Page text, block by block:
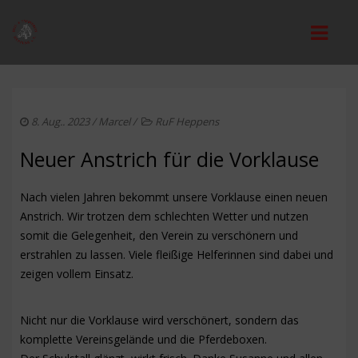
VORSTAND
REITANLAGE
REITUNTERRICHT
MITGLIEDSCHAFT
JUGEND
8. Aug.. 2023/Marcel/ RuF Heppens
Neuer Anstrich für die Vorklause
Nach vielen Jahren bekommt unsere Vorklause einen neuen
Anstrich. Wir trotzen dem schlechten Wetter und nutzen
somit die Gelegenheit, den Verein zu verschönern und
erstrahlen zu lassen. Viele fleißige Helferinnen sind dabei und
zeigen vollem Einsatz.
Nicht nur die Vorklause wird verschönert, sondern das
komplette Vereinsgelände und die Pferdeboxen.